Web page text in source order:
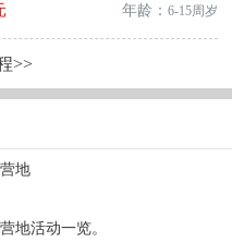
年龄： 6-15周岁
>>
地
地活动一览。